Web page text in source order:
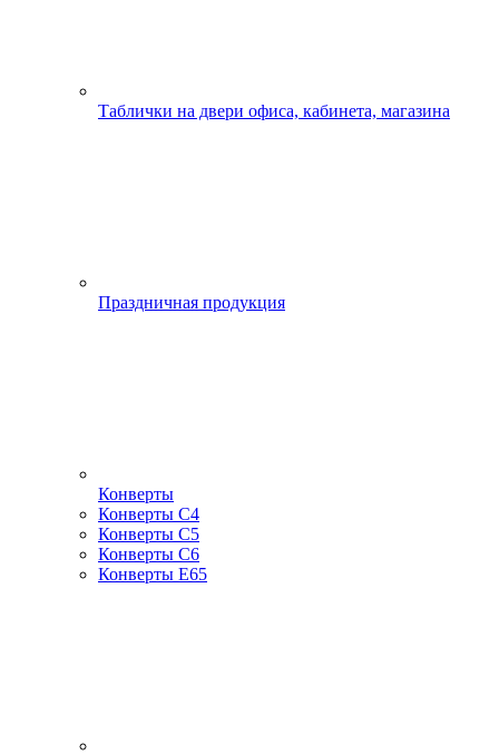
Таблички на двери офиса, кабинета, магазина
Праздничная продукция
Конверты
Конверты С4
Конверты С5
Конверты С6
Конверты Е65